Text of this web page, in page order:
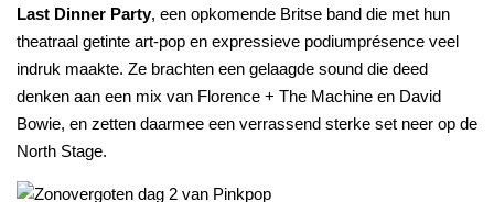
Last Dinner Party, een opkomende Britse band die met hun
theatraal getinte art-pop en expressieve podiumprésence veel
indruk maakte. Ze brachten een gelaagde sound die deed
denken aan een mix van Florence + The Machine en David
Bowie, en zetten daarmee een verrassend sterke set neer op de
North Stage.